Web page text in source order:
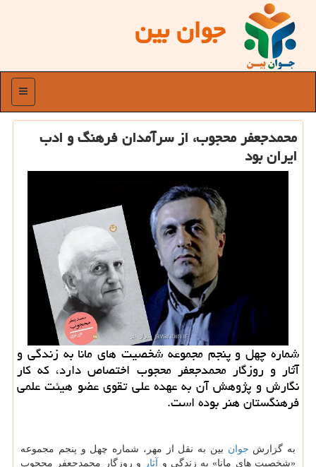
جوان بین
منو
محمدجعفر محجوب، از سرآمدان فرهنگ و ادب
ایران بود
شماره چهل و پنجم مجموعه شخصیت های مانا به زندگی و
آثار و روزگار محمدجعفر محجوب اختصاص دارد، که کار
نگارش و پژوهش آن به عهده علی تقوی عضو هیئت علمی
فرهنگستان هنر بوده است.
به گزارش جوان بین به نقل از مهر، شماره چهل و پنجم مجموعه
«شخصیت های مانا» به زندگی و آثار
و روزگار محمدجعفر محجوب